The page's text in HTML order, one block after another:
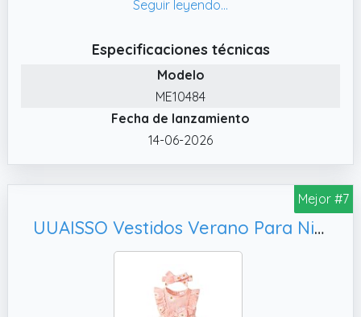
poliéster, suave y cómodo para
verano,otoño, invierno y primavera. El vestido
tutú está forrado para que el tul no entre en
contacto directo con la piel
✔️ Diseño: el cárdigan de manga
larga/Manga corta con volantes tiene un
estampado floral, lindo vestido tutú de
✔️ A juego: el vestido tutú y el cárdigan para
niños pequeños son versátiles. Se puede
Especificaciones técnicas
Modelo
ME10484
Fecha de lanzamiento
14-06-2026
Mejor #7
UUAISSO Vestidos Verano Para Niña Recién Nacida Vestidos Casuales de Margaritas Regalos Ropa de Bebé Para Niña con Diadema rosa 3-6 meses